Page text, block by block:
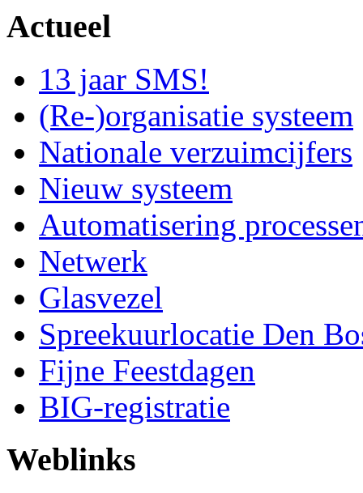
Actueel
13 jaar SMS!
(Re-)organisatie systeem
Nationale verzuimcijfers
Nieuw systeem
Automatisering
Netwerk
Glasvezel
Spreekuurlocatie Den
Fijne Feestdagen
BIG-registratie
Weblinks